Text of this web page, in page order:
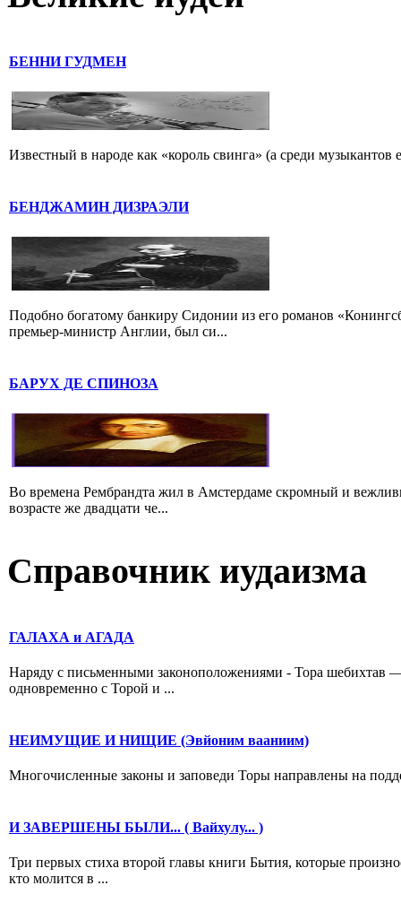
БЕННИ ГУДМЕН
Известный в народе как «король свинга» (а среди
БЕНДЖАМИН ДИЗРАЭЛИ
Подобно богатому банкиру Сидонии из его романов
премьер-министр Англии, был си...
БАРУХ ДЕ СПИНОЗА
Во времена Рембрандта жил в Амстердаме скромный и
возрасте же двадцати че...
Справочник иудаизма
ГАЛАХА и АГАДА
Наряду с письменными законоположениями - Тора
одновременно с Торой и ...
НЕИМУЩИЕ И НИЩИЕ (Эвйоним вааниим)
Многочисленные законы и заповеди Торы направлены на
И ЗАВЕРШЕНЫ БЫЛИ... ( Вайхулу... )
Три первых стиха второй главы книги Бытия, которые
кто молится в ...